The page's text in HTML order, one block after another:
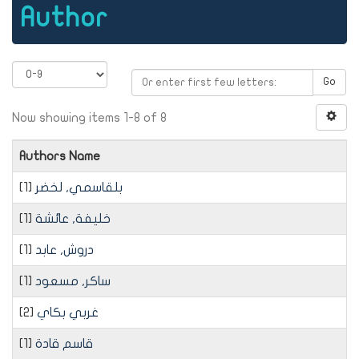
Author
Go
Now showing items 1-8 of 8
Authors Name
بلقاسمي, لخضر [1]
خليفة, عائشة [1]
دروش, عابد [1]
ساكر, مسعود [1]
غربي بكاي [2]
قاسم قادة [1]